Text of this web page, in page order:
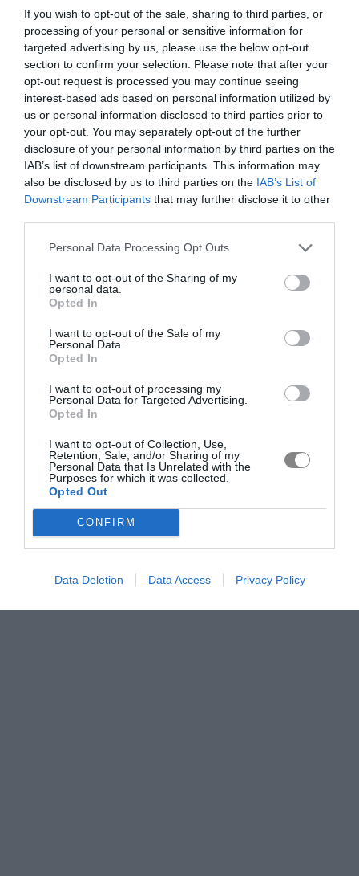
If you wish to opt-out of the sale, sharing to third parties, or
processing of your personal or sensitive information for
targeted advertising by us, please use the below opt-out
section to confirm your selection. Please note that after your
opt-out request is processed you may continue seeing
interest-based ads based on personal information utilized by
us or personal information disclosed to third parties prior to
your opt-out. You may separately opt-out of the further
disclosure of your personal information by third parties on the
IAB’s list of downstream participants. This information may
also be disclosed by us to third parties on the IAB’s List of
Downstream Participants that may further disclose it to other
Personal Data Processing Opt Outs
I want to opt-out of the Sharing of my
personal data.
Opted In
I want to opt-out of the Sale of my
Personal Data.
Opted In
I want to opt-out of processing my
Personal Data for Targeted Advertising.
Opted In
I want to opt-out of Collection, Use,
Retention, Sale, and/or Sharing of my
Personal Data that Is Unrelated with the
Purposes for which it was collected.
Opted Out
CONFIRM
Data Deletion Data Access Privacy Policy